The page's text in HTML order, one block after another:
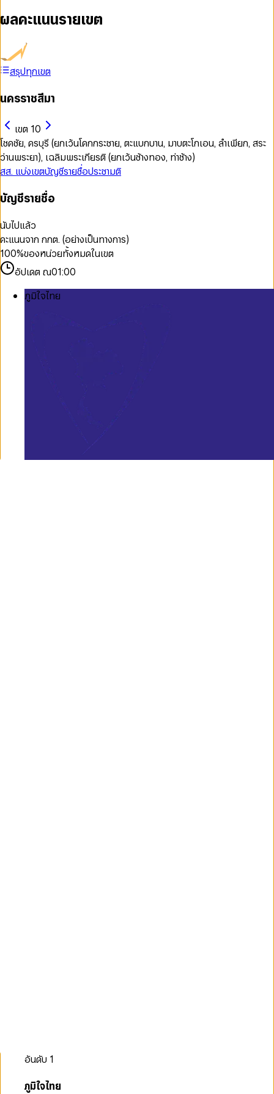
ผลคะแนนรายเขต
สรุปทุกเขต
นครราชสีมา
เขต 10
โชคชัย, ครบุรี (ยกเว้นโคกกระชาย, ตะแบกบาน, มาบตะโกเอน, ลำเพียก, สระ
ว่านพระยา), เฉลิมพระเกียรติ (ยกเว้นช้างทอง, ท่าช้าง)
สส. แบ่งเขตบัญชีรายชื่อประชามติ
บัญชีรายชื่อ
นับไปแล้ว
คะแนนจาก กกต. (อย่างเป็นทางการ)
100%ของหน่วยทั้งหมดในเขต
อัปเดต ณ01:00
ภูมิใจไทย
อันดับ 1
ภูมิใจไทย